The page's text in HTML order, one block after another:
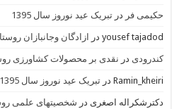
حکیمی فر درتبریک عید نوروز سال 1395
yousef tajadod در ازادگان وجانبازان روستا
کندرودی در نقدی بر محصولات کشاورزی
Ramin_kheiri درتبریک عید نوروز سال 1395
دکترشکراله اصغری در شخصیتهای علمی